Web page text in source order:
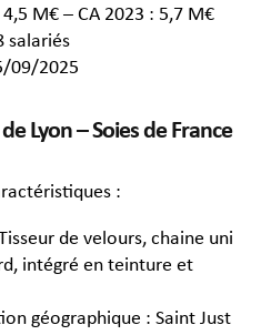
M€ – CA 2023 : 5,7 M€
salariés
09/2025
Lyon – Soies de France
:
de velours, chaine uni
intégré en teinture et
géographique : Saint Just